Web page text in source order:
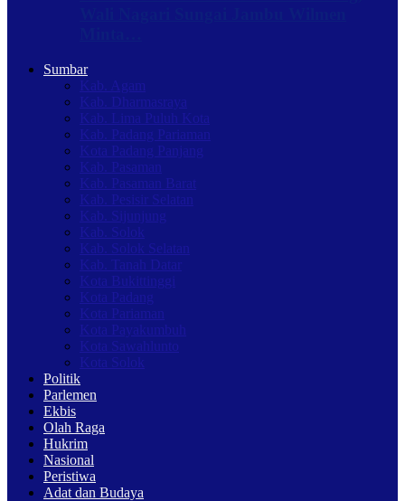
Sumbar
Kab. Agam
Kab. Dharmasraya
Kab. Lima Puluh Kota
Kab. Padang Pariaman
Kota Padang Panjang
Kab. Pasaman
Kab. Pasaman Barat
Kab. Pesisir Selatan
Kab. Sijunjung
Kab. Solok
Kab. Solok Selatan
Kab. Tanah Datar
Kota Bukittinggi
Kota Padang
Kota Pariaman
Kota Payakumbuh
Kota Sawahlunto
Kota Solok
Politik
Parlemen
Ekbis
Olah Raga
Hukrim
Nasional
Peristiwa
Adat dan Budaya